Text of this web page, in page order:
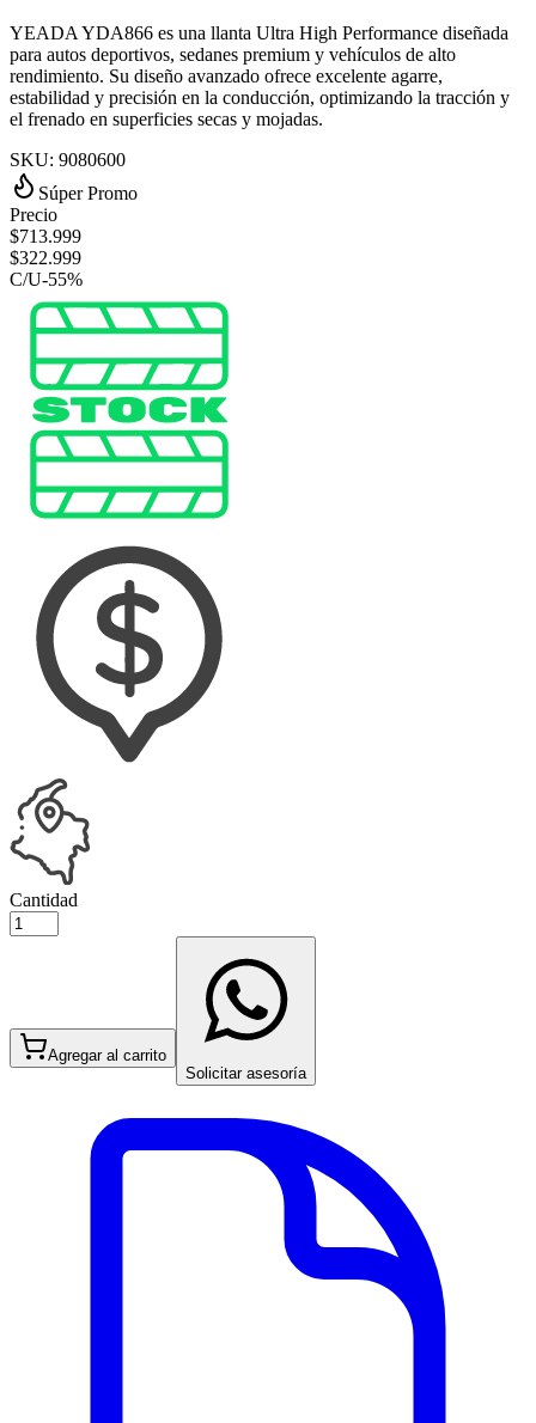
YEADA YDA866 es una llanta Ultra High Performance diseñada
para autos deportivos, sedanes premium y vehículos de alto
rendimiento. Su diseño avanzado ofrece excelente agarre,
estabilidad y precisión en la conducción, optimizando la tracción y
el frenado en superficies secas y mojadas.
SKU: 9080600
Súper Promo
Precio
$713.999
$322.999
C/U-55%
Cantidad
Agregar al carrito
Solicitar asesoría